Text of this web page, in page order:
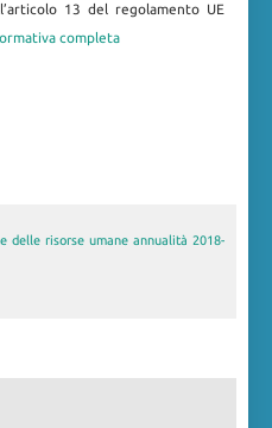
13 del regolamento UE
completa
delle risorse umane annualità 2018-